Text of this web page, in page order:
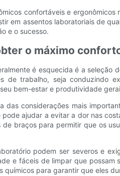
confortáveis ​​e ergonômicos
em assentos laboratoriais de
e o sucesso.
o máximo
é esquecida é a seleção
de trabalho, seja conduzindo
bem-estar e produtividade
considerações mais
ajudar a evitar a dor nas
braços para permitir que os
podem ser severos e
e fáceis de limpar que possam
para garantir que eles